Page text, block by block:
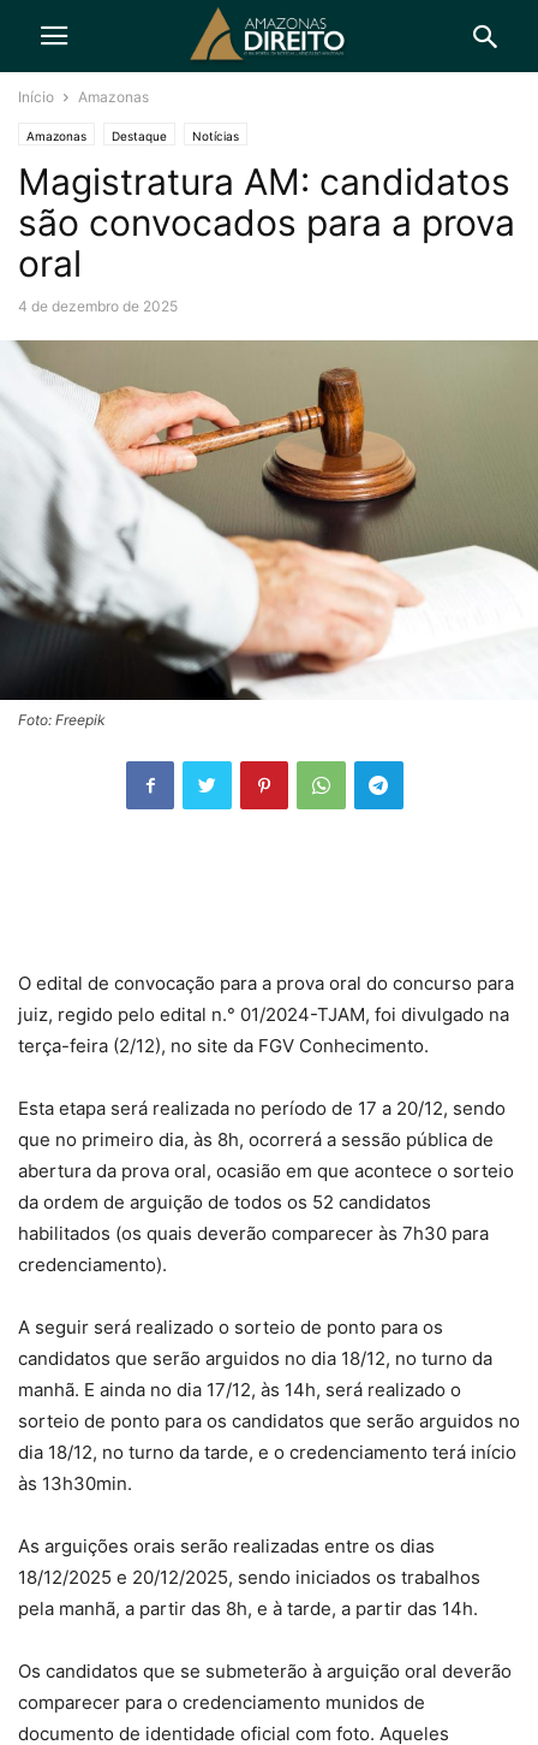
Início Amazonas
Amazonas Destaque Notícias
Magistratura AM: candidatos
são convocados para a prova
oral
4 de dezembro de 2025
Foto: Freepik
O edital de convocação para a prova oral do concurso para
juiz, regido pelo edital n.° 01/2024-TJAM, foi divulgado na
terça-feira (2/12), no site da FGV Conhecimento.
Esta etapa será realizada no período de 17 a 20/12, sendo
que no primeiro dia, às 8h, ocorrerá a sessão pública de
abertura da prova oral, ocasião em que acontece o sorteio
da ordem de arguição de todos os 52 candidatos
habilitados (os quais deverão comparecer às 7h30 para
credenciamento).
A seguir será realizado o sorteio de ponto para os
candidatos que serão arguidos no dia 18/12, no turno da
manhã. E ainda no dia 17/12, às 14h, será realizado o
sorteio de ponto para os candidatos que serão arguidos no
dia 18/12, no turno da tarde, e o credenciamento terá início
às 13h30min.
As arguições orais serão realizadas entre os dias
18/12/2025 e 20/12/2025, sendo iniciados os trabalhos
pela manhã, a partir das 8h, e à tarde, a partir das 14h.
Os candidatos que se submeterão à arguição oral deverão
comparecer para o credenciamento munidos de
documento de identidade oficial com foto. Aqueles